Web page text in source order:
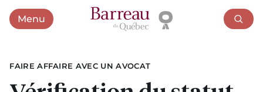
MenuOuvrir le menu
FAIRE AFFAIRE AVEC UN AVOCAT